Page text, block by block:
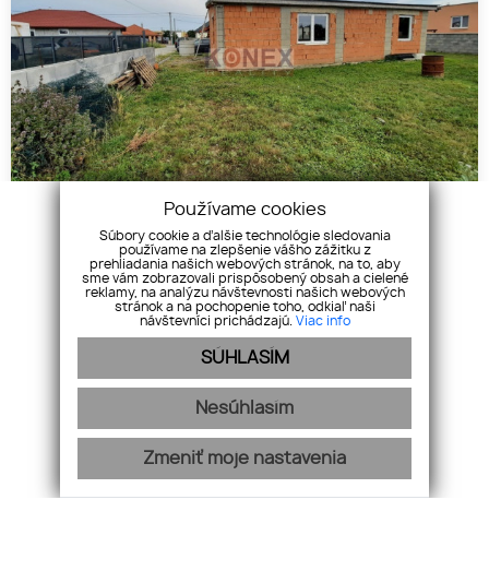
Rodinný dom – hrubá stavba - Valaliky
Predaj, Valaliky
Používame cookies
Súbory cookie a ďalšie technológie sledovania
používame na zlepšenie vášho zážitku z
prehliadania našich webových stránok, na to, aby
sme vám zobrazovali prispôsobený obsah a cielené
reklamy, na analýzu návštevnosti našich webových
stránok a na pochopenie toho, odkiaľ naši
návštevníci prichádzajú. Viac info
SÚHLASÍM
Nesúhlasím
Zmeniť moje nastavenia